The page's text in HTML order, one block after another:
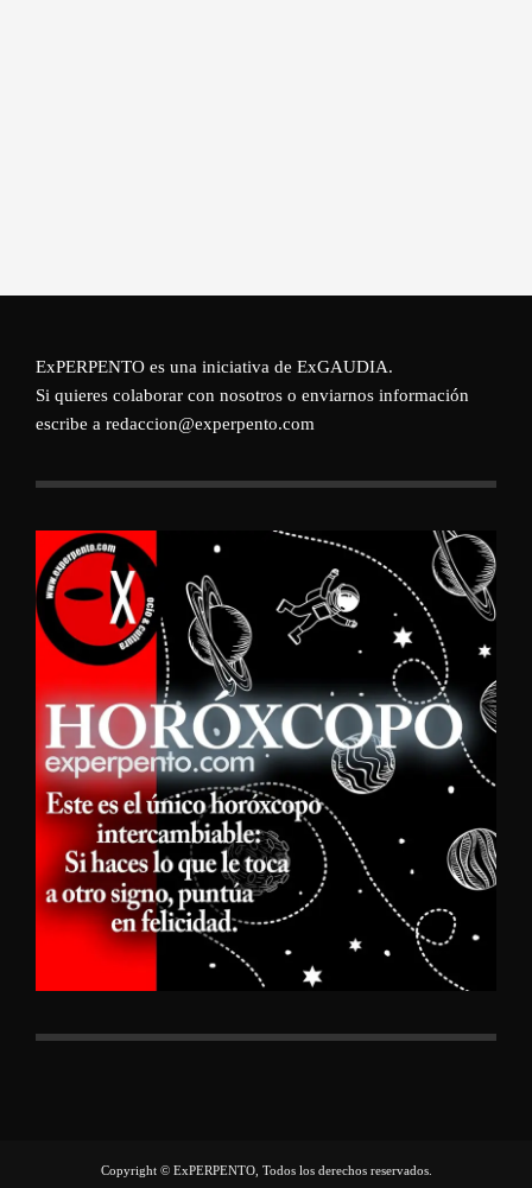
ExPERPENTO es una iniciativa de ExGAUDIA.
Si quieres colaborar con nosotros o enviarnos información
escribe a redaccion@experpento.com
Copyright © ExPERPENTO, Todos los derechos reservados.